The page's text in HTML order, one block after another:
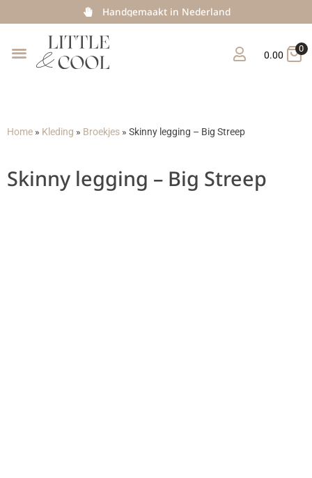
Handgemaakt in Nederland
0.00
0
Home » Kleding » Broekjes » Skinny legging – Big Streep
Skinny legging – Big Streep